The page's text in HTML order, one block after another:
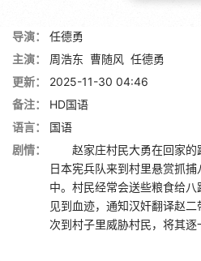
导演：
任德勇
主演：
周浩东 曹随风 任德勇
更新：
2025-11-30 04:46
备注：
HD国语
语言：
国语
剧情：
赵家庄村民大勇在回家的
日本宪兵队来到村里悬赏抓
中。村民经常会送些粮食给
见到血迹，通知汉奸翻译赵
次到村子里威胁村民，将其逐